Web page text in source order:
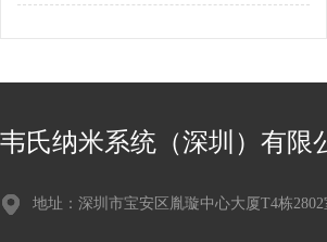
韦氏纳米系统（深圳）有限
地址：深圳市宝安区胤璇中心大厦T4栋2802